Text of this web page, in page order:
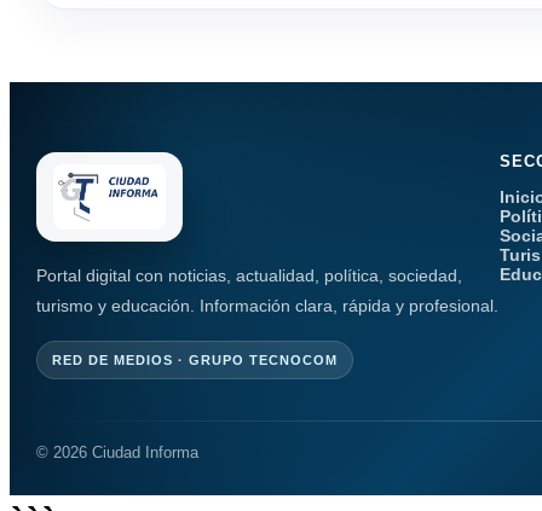
Portal digital con noticias, actualidad, política, sociedad,
turismo y educación. Información clara, rápida y profesional.
RED DE MEDIOS · GRUPO TECNOCOM
© 2026 Ciudad Informa